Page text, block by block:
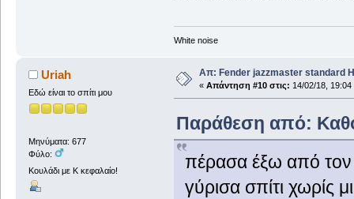
White noise
Uriah
Εδώ είναι το σπίτι μου
Μηνύματα: 677
Φύλο:
Κουλάδι με Κ κεφαλαίο!
Απ: Fender jazzmaster standard
« Απάντηση #10 στις: 14/02/18, 19:04
Παράθεση από:
πέρασα έξω από τον
γύρισα σπίτι χωρίς